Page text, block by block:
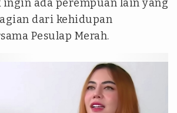
ada perempuan lain yang
dari kehidupan
Pesulap Merah.